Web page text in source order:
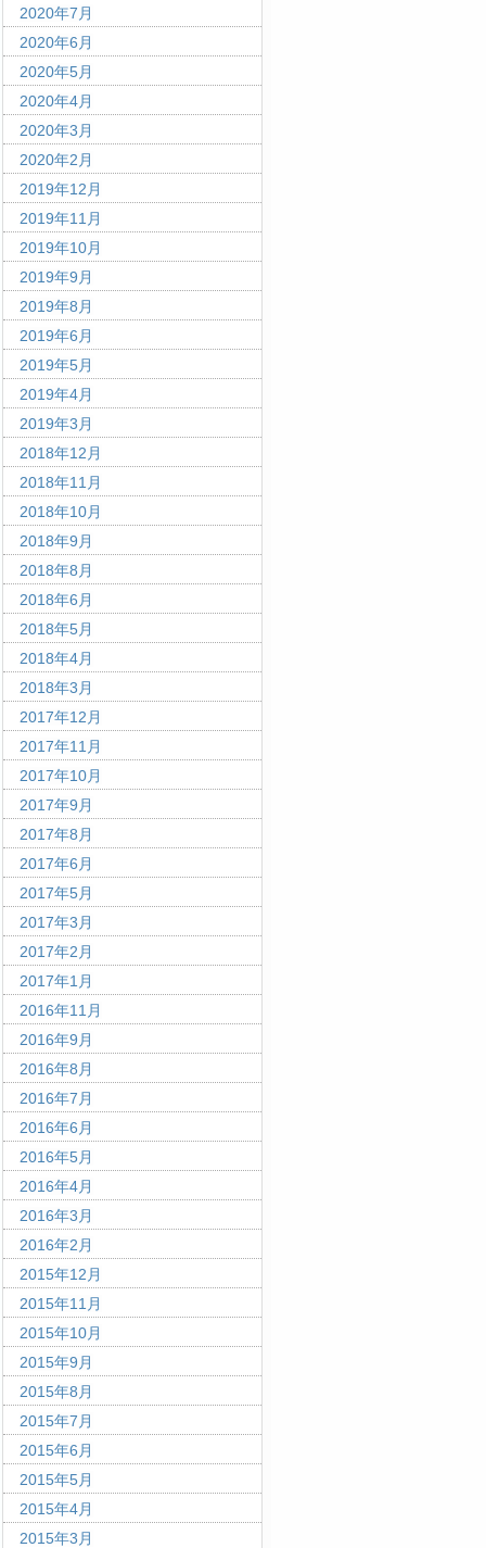
2020年7月
2020年6月
2020年5月
2020年4月
2020年3月
2020年2月
2019年12月
2019年11月
2019年10月
2019年9月
2019年8月
2019年6月
2019年5月
2019年4月
2019年3月
2018年12月
2018年11月
2018年10月
2018年9月
2018年8月
2018年6月
2018年5月
2018年4月
2018年3月
2017年12月
2017年11月
2017年10月
2017年9月
2017年8月
2017年6月
2017年5月
2017年3月
2017年2月
2017年1月
2016年11月
2016年9月
2016年8月
2016年7月
2016年6月
2016年5月
2016年4月
2016年3月
2016年2月
2015年12月
2015年11月
2015年10月
2015年9月
2015年8月
2015年7月
2015年6月
2015年5月
2015年4月
2015年3月